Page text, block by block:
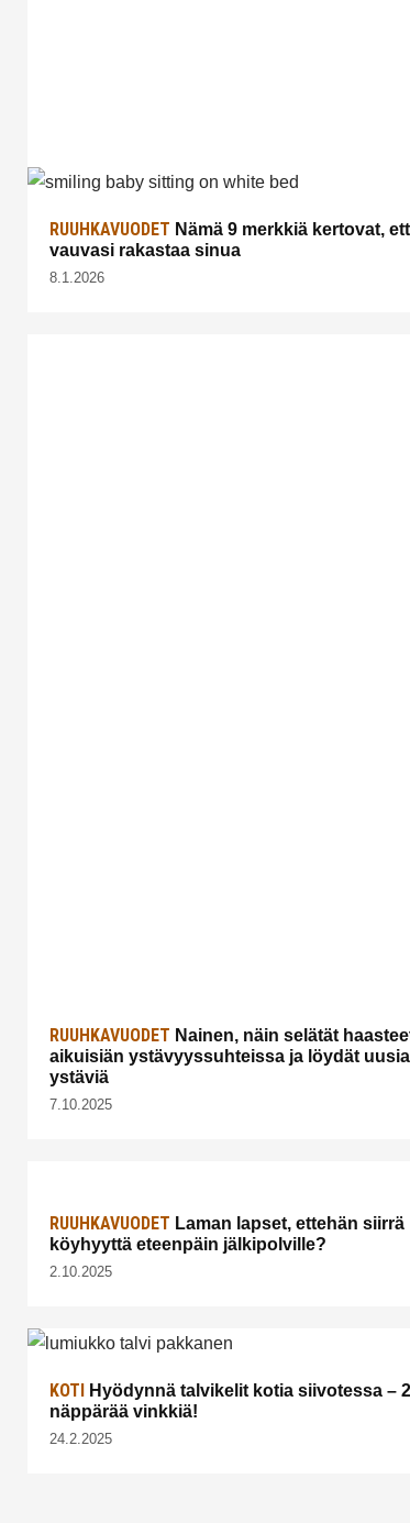
RUUHKAVUODET Nämä 9 merkkiä kertovat,
vauvasi rakastaa sinua
8.1.2026
RUUHKAVUODET Nainen, näin selätät
aikuisiän ystävyyssuhteissa ja löydät uusia
ystäviä
7.10.2025
RUUHKAVUODET Laman lapset, ettehän siirrä
köyhyyttä eteenpäin jälkipolville?
2.10.2025
KOTI Hyödynnä talvikelit kotia siivotessa – 2
näppärää vinkkiä!
24.2.2025